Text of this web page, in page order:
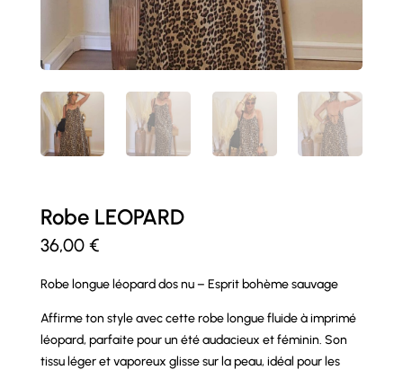
Robe LEOPARD
36,00 €
Robe longue léopard dos nu – Esprit bohème sauvage
Affirme ton style avec cette robe longue fluide à imprimé
léopard, parfaite pour un été audacieux et féminin. Son
tissu léger et vaporeux glisse sur la peau, idéal pour les